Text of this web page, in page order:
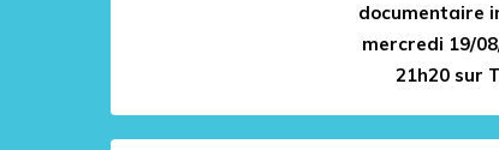
documentaire
mercredi 19/
21h20 sur